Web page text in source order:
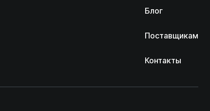
Блог
Поставщикам
Контакты